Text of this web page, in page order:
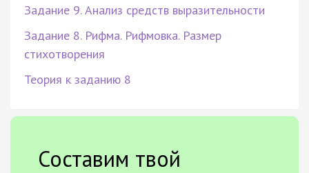
Задание 9. Анализ средств выразительности
Задание 8. Рифма. Рифмовка. Размер
стихотворения
Теория к заданию 8
Составим твой